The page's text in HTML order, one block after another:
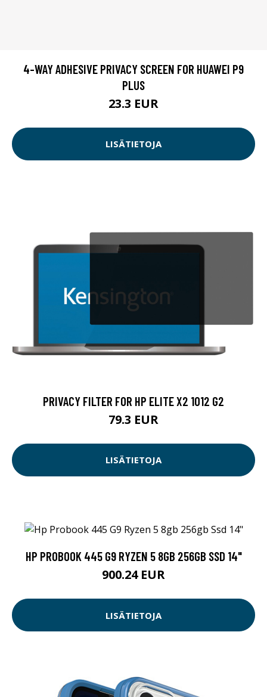
4-WAY ADHESIVE PRIVACY SCREEN FOR HUAWEI P9
PLUS
23.3 EUR
LISÄTIETOJA
PRIVACY FILTER FOR HP ELITE X2 1012 G2
79.3 EUR
LISÄTIETOJA
HP PROBOOK 445 G9 RYZEN 5 8GB 256GB SSD 14"
900.24 EUR
LISÄTIETOJA